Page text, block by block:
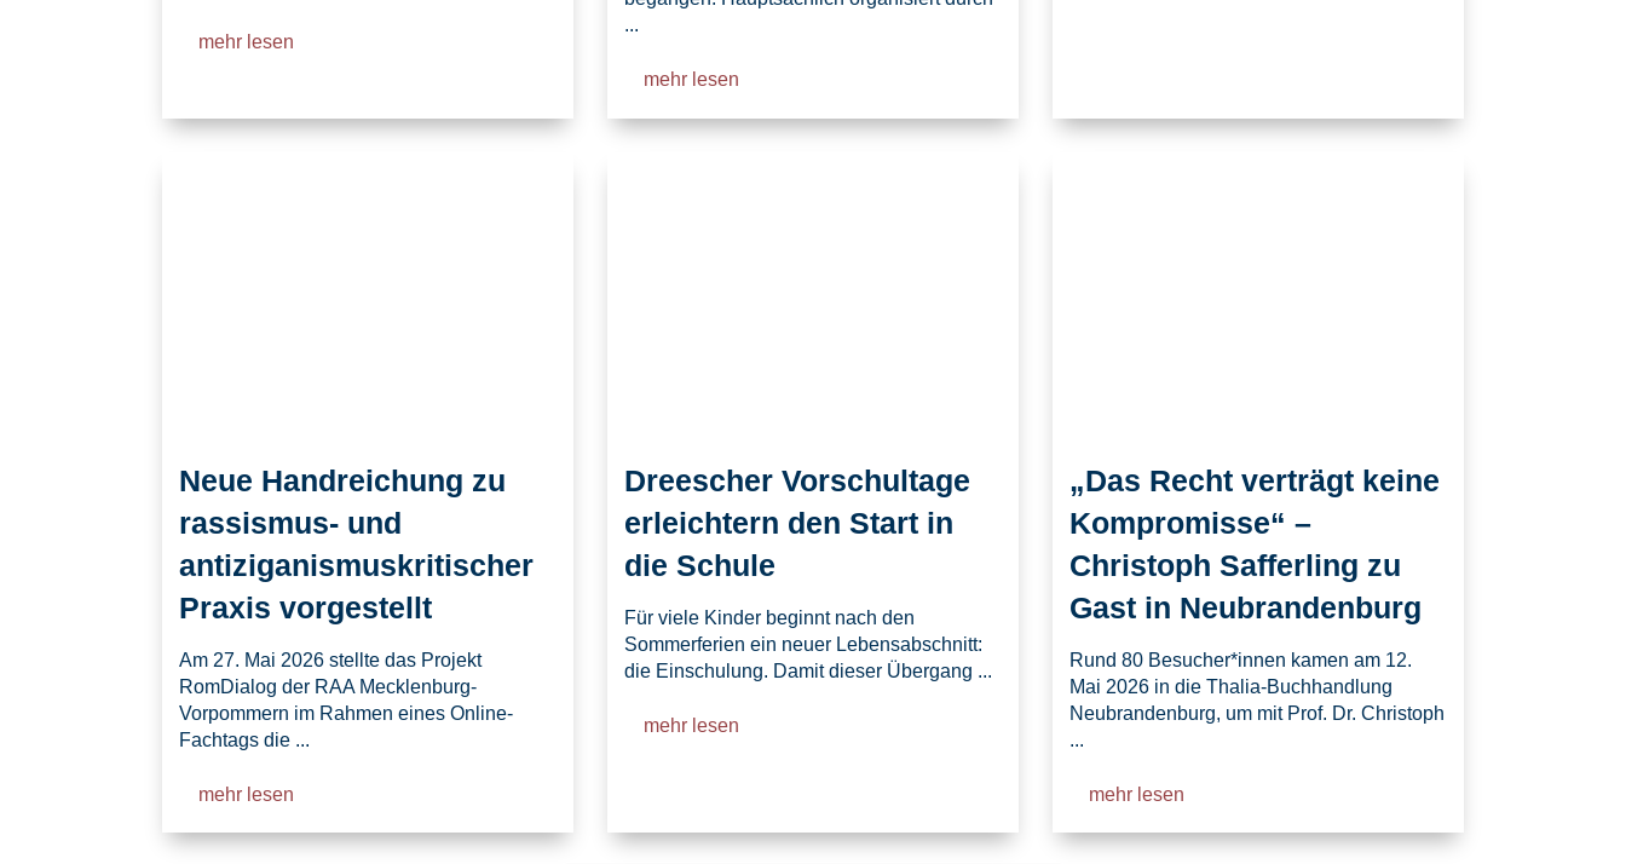
mehr lesen
...
mehr lesen
Neue Handreichung zu
rassismus- und
antiziganismuskritischer
Praxis vorgestellt
Am 27. Mai 2026 stellte das Projekt
RomDialog der RAA Mecklenburg-
Vorpommern im Rahmen eines Online-
Fachtags die ...
mehr lesen
Dreescher Vorschultage
erleichtern den Start in
die Schule
Für viele Kinder beginnt nach den
Sommerferien ein neuer Lebensabschnitt:
die Einschulung. Damit dieser Übergang ...
mehr lesen
„Das Recht verträgt keine
Kompromisse“ –
Christoph Safferling zu
Gast in Neubrandenburg
Rund 80 Besucher*innen kamen am 12.
Mai 2026 in die Thalia-Buchhandlung
Neubrandenburg, um mit Prof. Dr. Christoph
...
mehr lesen